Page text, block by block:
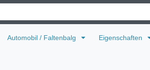
Automobil / Faltenbalg Eigenschaften